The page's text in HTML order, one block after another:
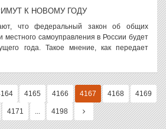
К НОВОМУ ГОДУ
что федеральный закон об общих
местного самоуправления в России будет
года. Такое мнение, как передает
4165 4166 4167 4168 4169
4171 ... 4198